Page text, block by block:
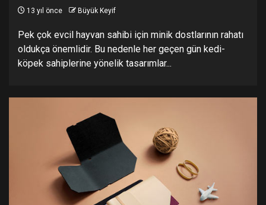
13 yıl önce Büyük Keyif
Pek çok evcil hayvan sahibi için minik dostlarının rahatı
oldukça önemlidir. Bu nedenle her geçen gün kedi-
köpek sahiplerine yönelik tasarımlar...